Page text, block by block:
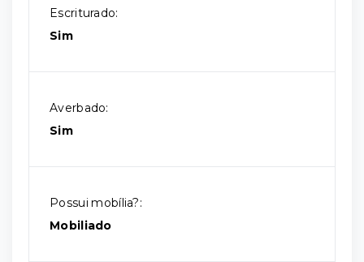
Escriturado:
Sim
Averbado:
Sim
Possui mobília?:
Mobiliado